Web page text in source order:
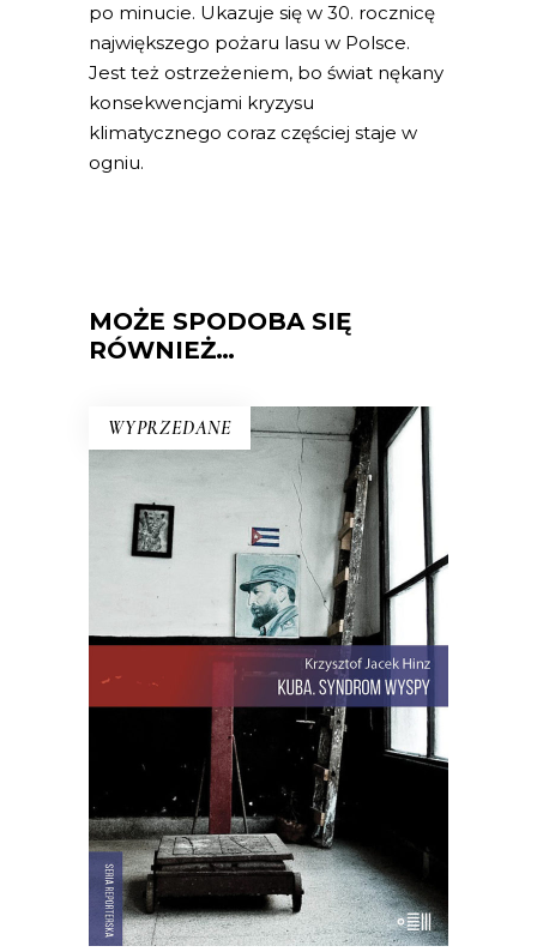
po minucie. Ukazuje się w 30. rocznicę
największego pożaru lasu w Polsce.
Jest też ostrzeżeniem, bo świat nękany
konsekwencjami kryzysu
klimatycznego coraz częściej staje w
ogniu.
MOŻE SPODOBA SIĘ
RÓWNIEŻ…
WYPRZEDANE
E-BOOK DO KOSZYKA
KUBA. SYNDROM WYSPY
Rewolucja i dysydenci, Kubanki
walczące o podpaski i Kubańczycy,
którzy obrażają rewolucję szortami i
sandałami. Jest tu dawna świetność
Hawany, są prosięta hodowane w
wannach i jest krowa – bohaterka
rewolucji.
44.00 zł 22.00zł